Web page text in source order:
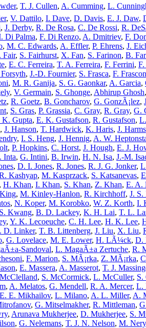
, T. J. Cullen, A. Cumming, L.
, V. Dattilo, I. Dave, D. Davis, E. J. Daw,
, J. Derby, R. De Rosa, C. De Rossi, R.
Di Palma, F. Di Renzo, A. Dmitriev, F.
, M. C. Edwards, A. Effler, P. Ehrens, J.
Fair, S. Fairhurst, X. Fan, S. Farinon, B.
, E. C. Ferreira, T. A. Ferreira, F. Ferrini,
, J.-D. Fournier, S. Frasca, F.
, M. R. Ganija, S. G. Gaonkar, A. Garcia,
, V. Germain, S. Ghonge, Abhirup Ghosh,
, R. Goetz, B. Goncharov, G. GonzÃ¡lez,
, S. Gras, P. Grassia, C. Gray, R. Gray, G.
Gupta, E. K. Gustafson, R. Gustafson,
, J. Hanson, T. Hardwick, K. Haris, J. Harms
, I. S. Heng, J. Hennig, A. W.
, P. Hopkins, C. Horst, J. Hough, E. J.
Inta, G. Intini, B. Irwin, H. N. Isa, J.-M.
, D. I. Jones, R. Jones, R. J. G. Jonker,
Kashyap, M. Kasprzack, S. Katsanevas,
, H. Khan, I. Khan, S. Khan, Z. Khan, E. A.
, M. Kinley-Hanlon, R. Kirchhoff, J. S.
, N. Koper, M. Korobko, W. Z. Korth, I.
S. Kwang, B. D. Lackey, K. H. Lai, T. L.
, Y. K. Lecoeuche, C. H. Lee, H. K. Lee,
D. Linker, T. B. Littenberg, J. Liu, X. Liu,
, G. Lovelace, M. E. Lower, H. LÃ¼ck, D.
Sandoval, L. MagaÃ±a Zertuche, R.
, F. Marion, S. MÃ¡rka, Z. MÃ¡rka,
, E. Massera, A. Masserot, T. J.
, S. McCormick, L. McCuller, S.
, A. Melatos, G. Mendell, R. A. Mercer, L.
E. E. Mikhailov, L. Milano, A. L. Miller, A.
, G. Mitselmakher, R. Mittleman,
, Arunava Mukherjee, D. Mukherjee, S.
, G. Nelemans, T. J. N. Nelson, M. Nery